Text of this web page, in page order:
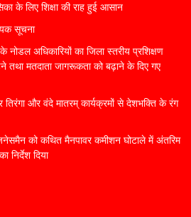
के लिए शिक्षा की राह हुई आसान
सूचना
अधिकारियों का जिला स्तरीय प्रशिक्षण
तथा मतदाता जागरूकता को बढ़ाने के दिए गए
और वंदे मातरम् कार्यक्रमों से देशभक्ति के रंग
को कथित मैनपावर कमीशन घोटाले में अंतरिम
निर्देश दिया